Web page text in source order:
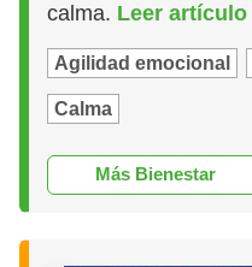
calma. Leer artículo
Agilidad emocional
Calma
Más Bienestar